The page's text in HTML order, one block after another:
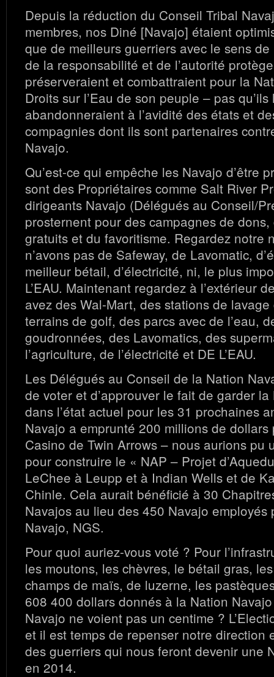
Depuis la réduction du Conseil Tribal
membres, nos Diné [Navajo] étaient
que de meilleurs guerriers avec le sens
de la responsabilité et de l’autorité
préserveraient et combattraient pour la
Droits sur l’Eau de son peuple – pas qu’ils
abandonneraient à l’avidité des états et
compagnies dont ils sont partenaires
Navajo.
Qu’est-ce qui empêche les Navajo d’être
sont des Propriétaires comme Salt River
dirigeants Navajo (Délégués au Conseil/
prosternent pour des campagnes de
gratuits et du favoritisme. Regardez notre
n’avons pas de Safeway, de Lavomatic,
meilleur bétail, d’électricité, ni, le plus
L’EAU. Maintenant regardez à l’extérieur
avez des Wal-Mart, des stations de
terrains de golf, des parcs avec de l’eau,
goudronnées, des Lavomatics, des
l’agriculture, de l’électricité et DE L’EAU.
Les Délégués au Conseil de la Nation
de voter et d’approuver le fait de garder
dans l’état actuel pour les 31 prochaines
Navajo a emprunté 200 millions de
Casino de Twin Arrows – nous aurions pu
pour construire le « NAP – Projet
LeChee à Leupp et à Indian Wells et de
Chinle. Cela aurait bénéficié à 30
Navajos au lieu des 450 Navajo employés
Navajo, NGS.
Pour quoi auriez-vous voté ? Pour
les moutons, les chèvres, le bétail gras,
champs de maïs, de luzerne, les
608 400 dollars donnés à la Nation
Navajo ne voient pas un centime ?
et il est temps de repenser notre direction
des guerriers qui nous feront devenir une
en 2014.